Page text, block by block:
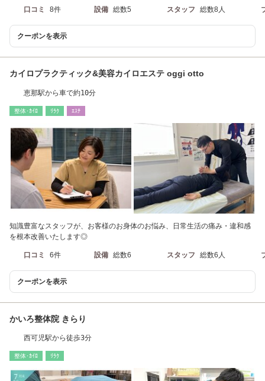
口コミ 8件 設備 総数5 スタッフ 総数8人
クーポンを表示
カイロプラクティック&美容カイロエステ oggi otto
恵那駅から車で約10分
整体･ｶｲﾛ ﾘﾗｸ ｴｽﾃ
知識豊富なスタッフが、お客様のお身体のお悩み、日常生活の痛み・違和感
を根本改善いたします◎
口コミ 6件 設備 総数6 スタッフ 総数6人
クーポンを表示
かいろ整体院 きらり
西可児駅から徒歩3分
整体･ｶｲﾛ ﾘﾗｸ